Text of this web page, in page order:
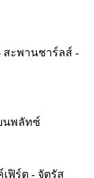
สะพานชาร์ลส์ -
นพลัทซ์
เฟิร์ต - จัตุรัส